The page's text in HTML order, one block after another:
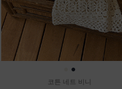
●
코튼 네트 비니